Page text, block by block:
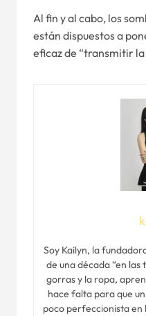
Al fin y al cabo, los
están dispuestos a
eficaz de “transmitir
Soy Kailyn, la
de una década “en
gorras y la ropa,
hace falta para que
poco perfeccionista en